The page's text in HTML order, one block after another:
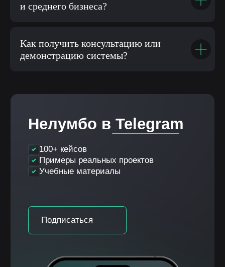
и среднего бизнеса?
Как получить консультацию или
демонстрацию системы?